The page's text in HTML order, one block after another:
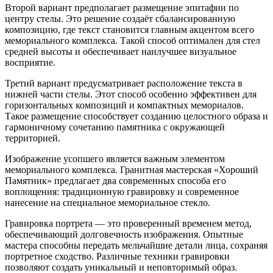
Второй вариант предполагает размещение эпитафии по
центру стелы. Это решение создаёт сбалансированную
композицию, где текст становится главным акцентом всего
мемориального комплекса. Такой способ оптимален для стел
средней высоты и обеспечивает наилучшее визуальное
восприятие.
Третий вариант предусматривает расположение текста в
нижней части стелы. Этот способ особенно эффективен для
горизонтальных композиций и компактных мемориалов.
Такое размещение способствует созданию целостного образа и
гармоничному сочетанию памятника с окружающей
территорией.
Изображение усопшего является важным элементом
мемориального комплекса. Гранитная мастерская «Хороший
Памятник» предлагает два современных способа его
воплощения: традиционную гравировку и современное
нанесение на специальное мемориальное стекло.
Гравировка портрета — это проверенный временем метод,
обеспечивающий долговечность изображения. Опытные
мастера способны передать мельчайшие детали лица, сохраняя
портретное сходство. Различные техники гравировки
позволяют создать уникальный и неповторимый образ.